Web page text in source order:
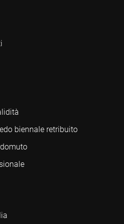
biennale retribuito